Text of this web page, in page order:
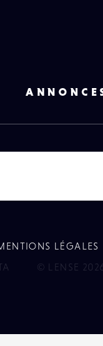
LÉGALES
© LENSE